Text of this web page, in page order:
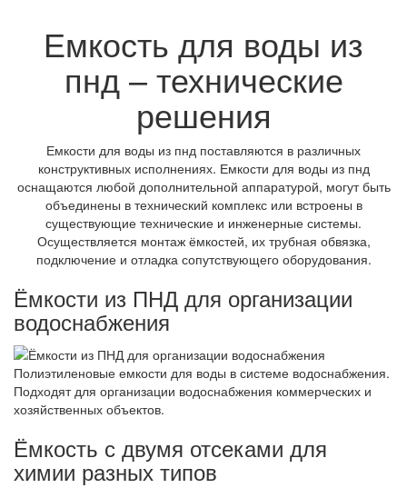
Емкость для воды из
пнд – технические
решения
Емкости для воды из пнд поставляются в различных
конструктивных исполнениях. Емкости для воды из пнд
оснащаются любой дополнительной аппаратурой, могут быть
объединены в технический комплекс или встроены в
существующие технические и инженерные системы.
Осуществляется монтаж ёмкостей, их трубная обвязка,
подключение и отладка сопутствующего оборудования.
Ёмкости из ПНД для организации
водоснабжения
Полиэтиленовые емкости для воды в системе водоснабжения.
Подходят для организации водоснабжения коммерческих и
хозяйственных объектов.
Ёмкость с двумя отсеками для
химии разных типов